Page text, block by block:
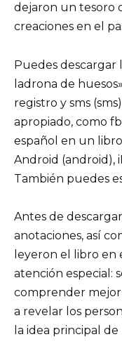
dejaron un tesoro
creaciones en el
Puedes descargar
ladrona de
registro y sms
apropiado, como
español en un
Android (android),
También puedes
Antes de
anotaciones, así
leyeron el libro en
atención especial:
comprender
a revelar los
la idea principal de